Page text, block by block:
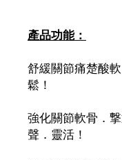
產品功能：
舒緩關節痛楚酸
鬆！
強化關節軟骨．
聲．靈活！